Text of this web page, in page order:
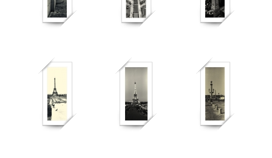
518 538 578
528 382